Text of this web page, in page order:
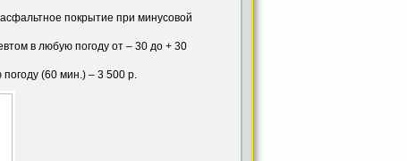
покрытие при минусовой
в любую погоду от – 30 до + 30
(60 мин.) – 3 500 р.